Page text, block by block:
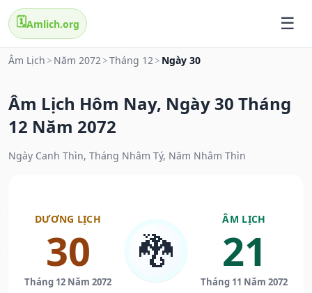
🗓️Amlich.org
Âm Lịch > Năm 2072>Tháng 12> Ngày 30
Âm Lịch Hôm Nay, Ngày 30 Tháng
12 Năm 2072
Ngày Canh Thìn, Tháng Nhâm Tý, Năm Nhâm Thìn
DƯƠNG LỊCH
30
Tháng 12 Năm 2072
🐉
ÂM LỊCH
21
Tháng 11 Năm 2072